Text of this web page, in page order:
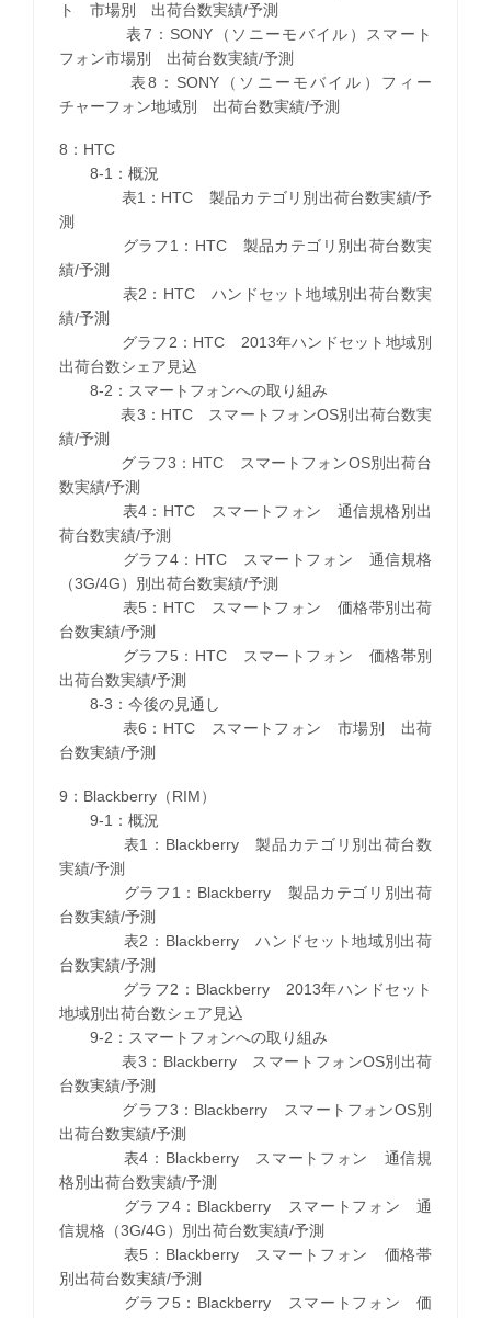
ト 市場別 出荷台数実績/予測
表7：SONY（ソニーモバイル）スマート
フォン市場別 出荷台数実績/予測
表8：SONY（ソニーモバイル）フィー
チャーフォン地域別 出荷台数実績/予測
8：HTC
8-1：概況
表1：HTC 製品カテゴリ別出荷台数実績/予
測
グラフ1：HTC 製品カテゴリ別出荷台数実
績/予測
表2：HTC ハンドセット地域別出荷台数実
績/予測
グラフ2：HTC 2013年ハンドセット地域別
出荷台数シェア見込
8-2：スマートフォンへの取り組み
表3：HTC スマートフォンOS別出荷台数実
績/予測
グラフ3：HTC スマートフォンOS別出荷台
数実績/予測
表4：HTC スマートフォン 通信規格別出
荷台数実績/予測
グラフ4：HTC スマートフォン 通信規格
（3G/4G）別出荷台数実績/予測
表5：HTC スマートフォン 価格帯別出荷
台数実績/予測
グラフ5：HTC スマートフォン 価格帯別
出荷台数実績/予測
8-3：今後の見通し
表6：HTC スマートフォン 市場別 出荷
台数実績/予測
9：Blackberry（RIM）
9-1：概況
表1：Blackberry 製品カテゴリ別出荷台数
実績/予測
グラフ1：Blackberry 製品カテゴリ別出荷
台数実績/予測
表2：Blackberry ハンドセット地域別出荷
台数実績/予測
グラフ2：Blackberry 2013年ハンドセット
地域別出荷台数シェア見込
9-2：スマートフォンへの取り組み
表3：Blackberry スマートフォンOS別出荷
台数実績/予測
グラフ3：Blackberry スマートフォンOS別
出荷台数実績/予測
表4：Blackberry スマートフォン 通信規
格別出荷台数実績/予測
グラフ4：Blackberry スマートフォン 通
信規格（3G/4G）別出荷台数実績/予測
表5：Blackberry スマートフォン 価格帯
別出荷台数実績/予測
グラフ5：Blackberry スマートフォン 価